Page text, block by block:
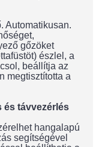
Automatikusan.
gőzöket
észlel, a
beállítja az
megtisztította a
és távvezérlés
hangalapú
segítségével